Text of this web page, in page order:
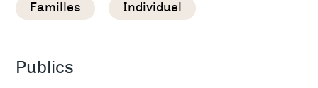
Familles Individuel
Publics